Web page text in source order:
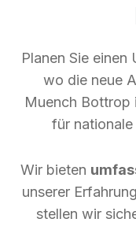
Planen Sie einen
wo die neue
Muench Bottrop
für
Wir bieten
unserer
stellen wir